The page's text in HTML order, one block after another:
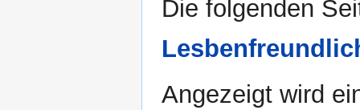
Die folgenden
Angezeigt wird